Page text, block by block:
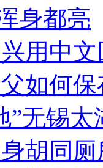
身都亮
用中
如何
”无锡
胡同